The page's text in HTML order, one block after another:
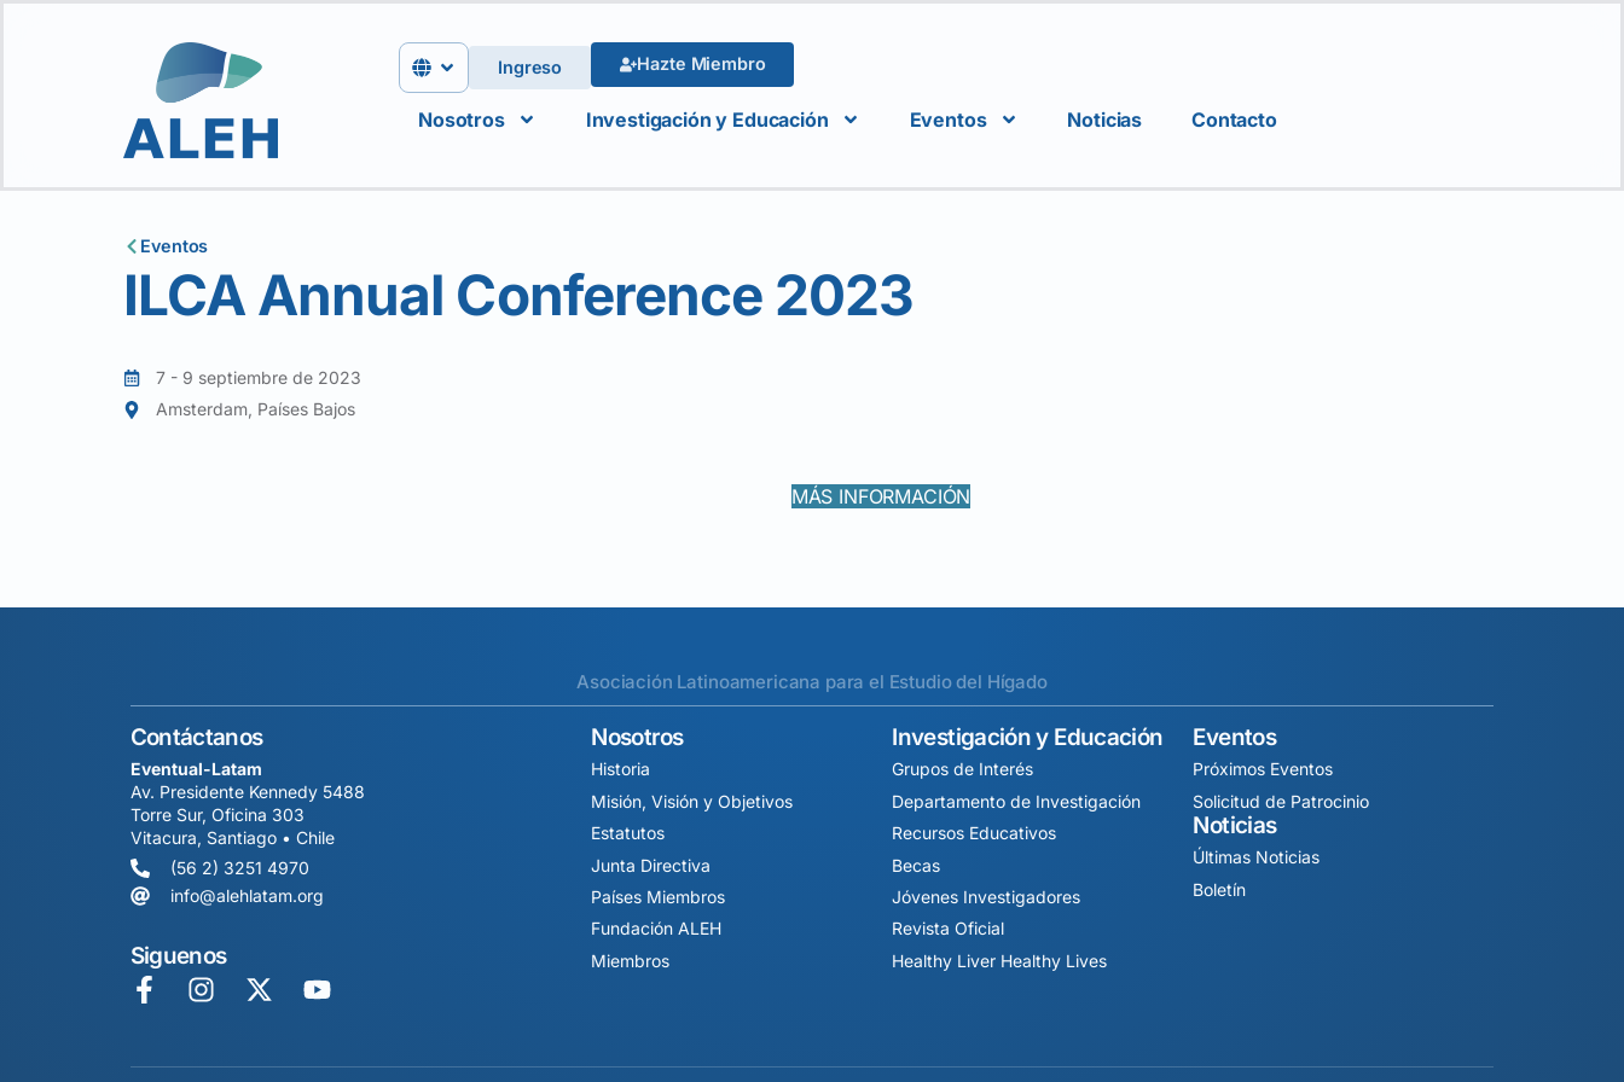
Ingreso Hazte Miembro
Nosotros Investigación y Educación Eventos Noticias Contacto
Eventos
ILCA Annual Conference 2023
7 - 9 septiembre de 2023
Amsterdam, Países Bajos
MÁS INFORMACIÓN
Asociación Latinoamericana para el Estudio del Hígado
Contáctanos
Eventual-Latam
Av. Presidente Kennedy 5488
Torre Sur, Oficina 303
Vitacura, Santiago • Chile
(56 2) 3251 4970
info@alehlatam.org
Siguenos
Nosotros
Historia
Misión, Visión y Objetivos
Estatutos
Junta Directiva
Países Miembros
Fundación ALEH
Miembros
Investigación y Educación
Grupos de Interés
Departamento de Investigación
Recursos Educativos
Becas
Jóvenes Investigadores
Revista Oficial
Healthy Liver Healthy Lives
Eventos
Próximos Eventos
Solicitud de Patrocinio
Noticias
Últimas Noticias
Boletín